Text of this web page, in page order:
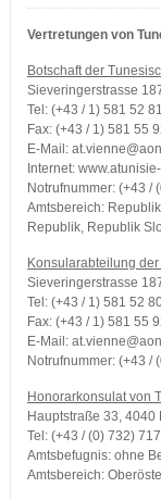
Vertretungen von
Botschaft der
Sieveringerstrasse
Tel: (+43 / 1) 581 52
Fax: (+43 / 1) 581 55
E-Mail:
Internet:
Notrufnummer: (+43 /
Amtsbereich:
Republik, Republik
Konsularabteilung
Sieveringerstrasse
Tel: (+43 / 1) 581 52
Fax: (+43 / 1) 581 55
E-Mail:
Notrufnummer: (+43 /
Honorarkonsulat von
Hauptstraße 33, 4040
Tel: (+43 / (0) 732)
Amtsbefugnis: ohne
Amtsbereich: